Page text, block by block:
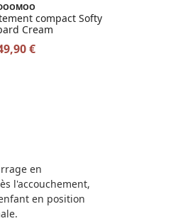
compact Softy
Cream
€
en
l'accouchement,
en position